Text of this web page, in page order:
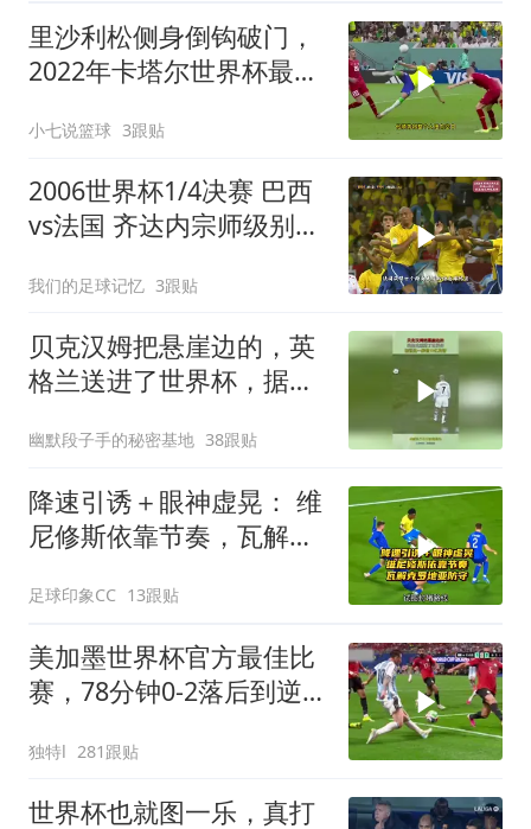
里沙利松侧身倒钩破门，
2022年卡塔尔世界杯最佳
小七说篮球 3跟贴
2006世界杯1/4决赛 巴西
vs法国 齐达内宗师级别表
我们的足球记忆 3跟贴
贝克汉姆把悬崖边的，英
格兰送进了世界杯，据说
幽默段子手的秘密基地 38跟贴
降速引诱＋眼神虚晃： 维
尼修斯依靠节奏，瓦解克
足球印象CC 13跟贴
美加墨世界杯官方最佳比
赛，78分钟0-2落后到逆
独特l 281跟贴
世界杯也就图一乐，真打